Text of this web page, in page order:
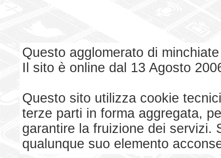
Questo agglomerato di
Il sito è online dal 13 Agosto
Questo sito utilizza cookie
terze parti in forma aggregata,
garantire la fruizione dei servizi.
qualunque suo elemento